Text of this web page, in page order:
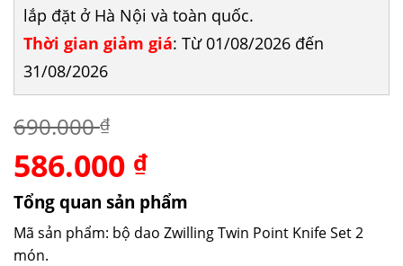
lắp đặt ở Hà Nội và toàn quốc.
Thời gian giảm giá: Từ 01/08/2026 đến
31/08/2026
690.000₫
Giá
gốc
là:
690.000 ₫.
586.000 ₫Giá
tại
là:
586.000 ₫.
Tổng quan sản phẩm
Mã sản phẩm: bộ dao Zwilling Twin Point Knife Set 2
món.